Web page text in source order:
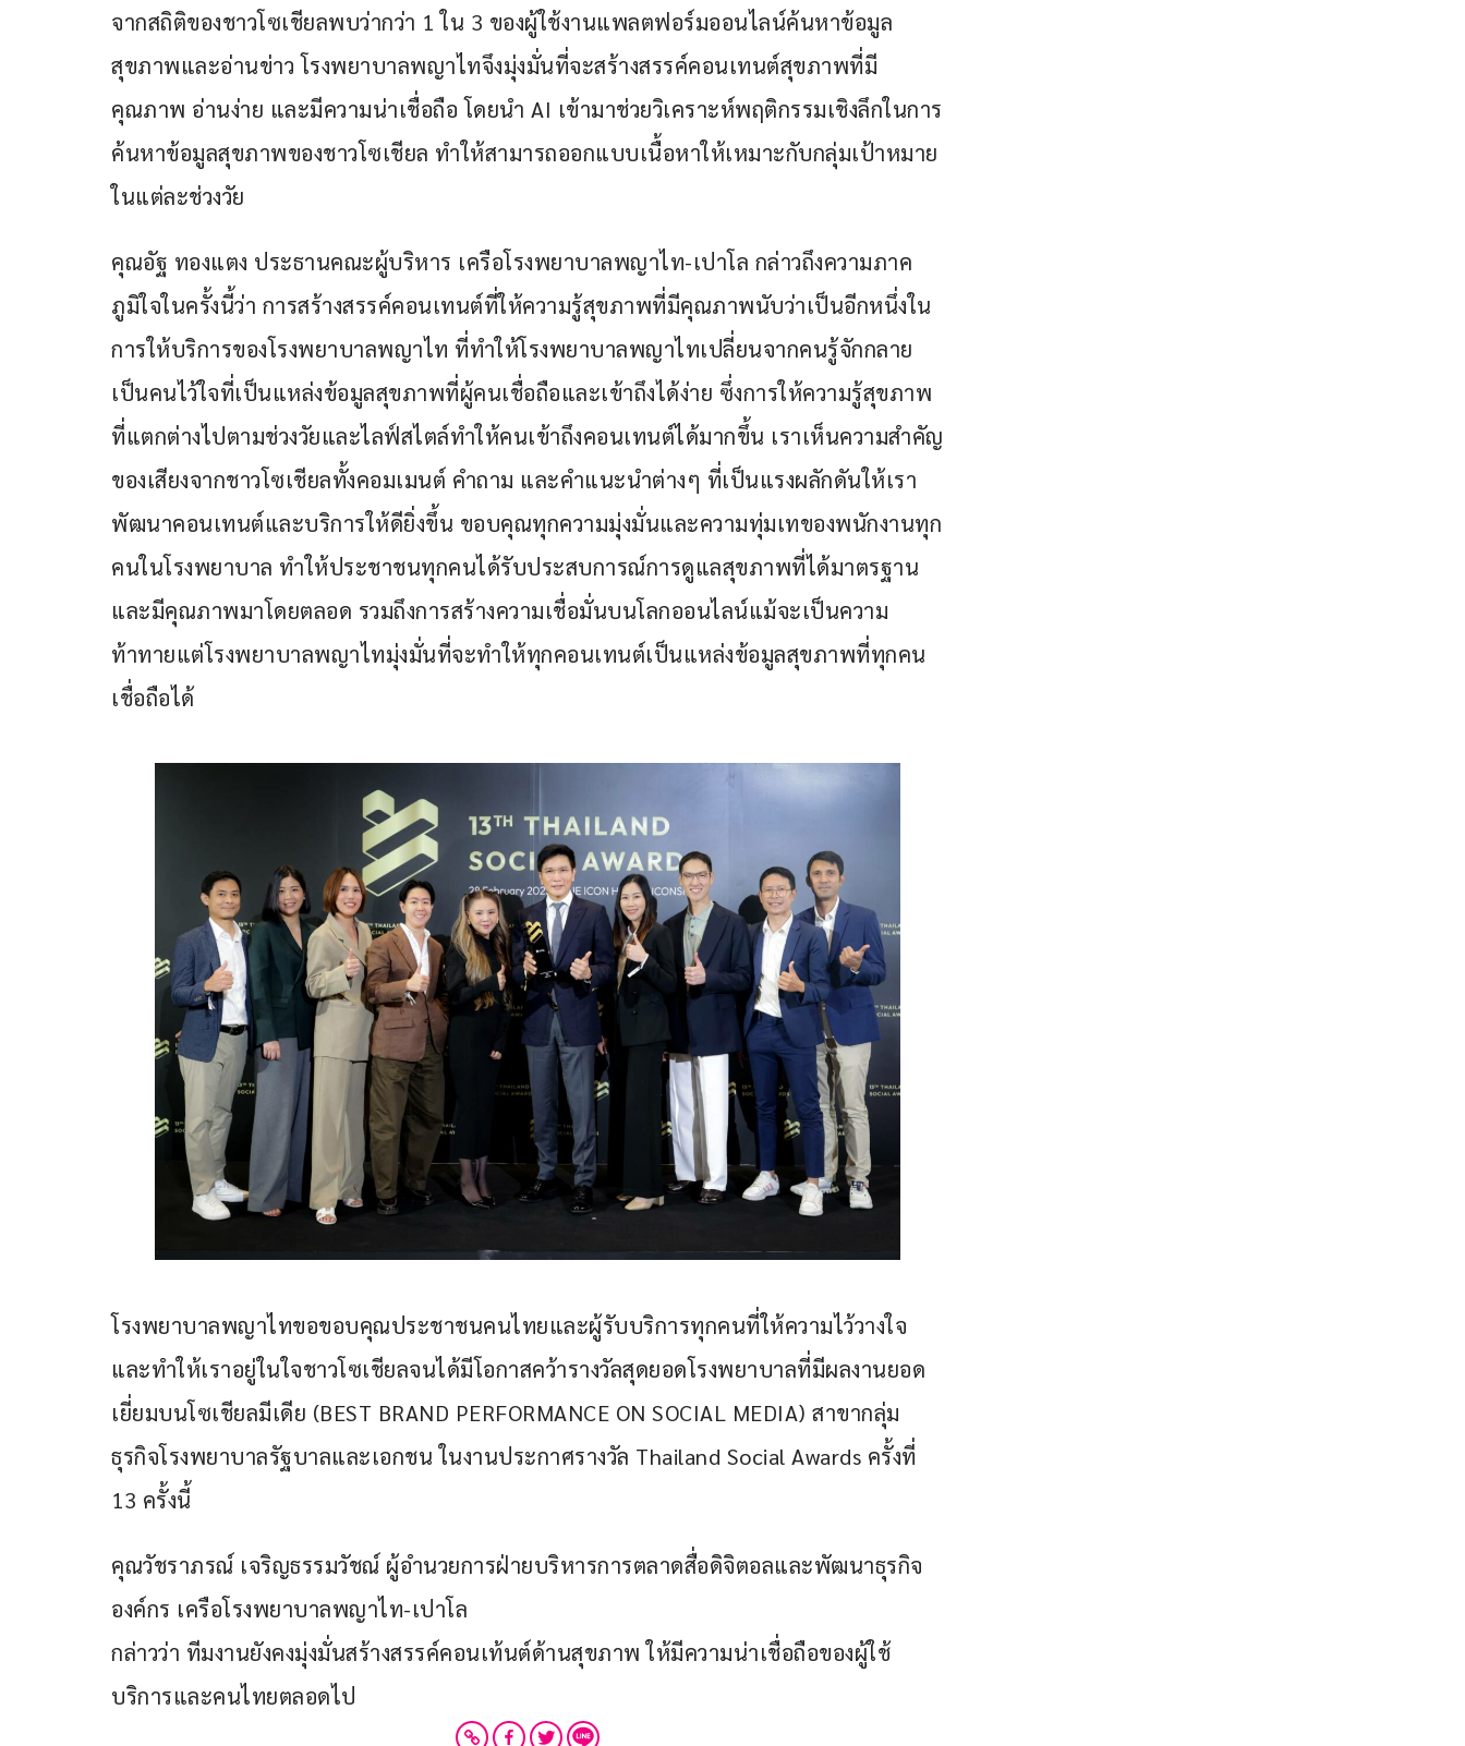
จากสถิติของชาวโซเชียลพบว่ากว่า 1 ใน 3 ของผู้ใช้งานแพลตฟอร์มออนไลน์ค้นหาข้อมูล
สุขภาพและอ่านข่าว โรงพยาบาลพญาไทจึงมุ่งมั่นที่จะสร้างสรรค์คอนเทนต์สุขภาพที่มี
คุณภาพ อ่านง่าย และมีความน่าเชื่อถือ โดยนำ AI เข้ามาช่วยวิเคราะห์พฤติกรรมเชิงลึกในการ
ค้นหาข้อมูลสุขภาพของชาวโซเชียล ทำให้สามารถออกแบบเนื้อหาให้เหมาะกับกลุ่มเป้าหมาย
ในแต่ละช่วงวัย
คุณอัฐ ทองแตง ประธานคณะผู้บริหาร เครือโรงพยาบาลพญาไท-เปาโล กล่าวถึงความภาค
ภูมิใจในครั้งนี้ว่า การสร้างสรรค์คอนเทนต์ที่ให้ความรู้สุขภาพที่มีคุณภาพนับว่าเป็นอีกหนึ่งใน
การให้บริการของโรงพยาบาลพญาไท ที่ทำให้โรงพยาบาลพญาไทเปลี่ยนจากคนรู้จักกลาย
เป็นคนไว้ใจที่เป็นแหล่งข้อมูลสุขภาพที่ผู้คนเชื่อถือและเข้าถึงได้ง่าย ซึ่งการให้ความรู้สุขภาพ
ที่แตกต่างไปตามช่วงวัยและไลฟ์สไตล์ทำให้คนเข้าถึงคอนเทนต์ได้มากขึ้น เราเห็นความสำคัญ
ของเสียงจากชาวโซเชียลทั้งคอมเมนต์ คำถาม และคำแนะนำต่างๆ ที่เป็นแรงผลักดันให้เรา
พัฒนาคอนเทนต์และบริการให้ดียิ่งขึ้น ขอบคุณทุกความมุ่งมั่นและความทุ่มเทของพนักงานทุก
คนในโรงพยาบาล ทำให้ประชาชนทุกคนได้รับประสบการณ์การดูแลสุขภาพที่ได้มาตรฐาน
และมีคุณภาพมาโดยตลอด รวมถึงการสร้างความเชื่อมั่นบนโลกออนไลน์แม้จะเป็นความ
ท้าทายแต่โรงพยาบาลพญาไทมุ่งมั่นที่จะทำให้ทุกคอนเทนต์เป็นแหล่งข้อมูลสุขภาพที่ทุกคน
เชื่อถือได้
โรงพยาบาลพญาไทขอขอบคุณประชาชนคนไทยและผู้รับบริการทุกคนที่ให้ความไว้วางใจ
และทำให้เราอยู่ในใจชาวโซเชียลจนได้มีโอกาสคว้ารางวัลสุดยอดโรงพยาบาลที่มีผลงานยอด
เยี่ยมบนโซเชียลมีเดีย (BEST BRAND PERFORMANCE ON SOCIAL MEDIA) สาขากลุ่ม
ธุรกิจโรงพยาบาลรัฐบาลและเอกชน ในงานประกาศรางวัล Thailand Social Awards ครั้งที่
13 ครั้งนี้
คุณวัชราภรณ์ เจริญธรรมวัชณ์ ผู้อำนวยการฝ่ายบริหารการตลาดสื่อดิจิตอลและพัฒนาธุรกิจ
องค์กร เครือโรงพยาบาลพญาไท-เปาโล
กล่าวว่า ทีมงานยังคงมุ่งมั่นสร้างสรรค์คอนเท้นต์ด้านสุขภาพ ให้มีความน่าเชื่อถือของผู้ใช้
บริการและคนไทยตลอดไป